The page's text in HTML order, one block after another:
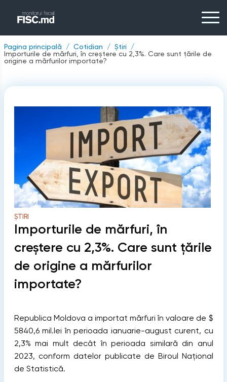
Pagina principală Cotidian
Știri
Importurile de mărfuri, în creștere cu 2,3%. Care sunt țările de
origine a mărfurilor importate?
ȘTIRI
Importurile de mărfuri, în
creștere cu 2,3%. Care sunt țările
de origine a mărfurilor
importate?
Republica Moldova a importat mărfuri în valoare de $
5840,6 mil.lei în perioada ianuarie-august curent, cu
2,3% mai mult decât în perioada similară din anul
2023, conform datelor publicate de Biroul Național
de Statistică.